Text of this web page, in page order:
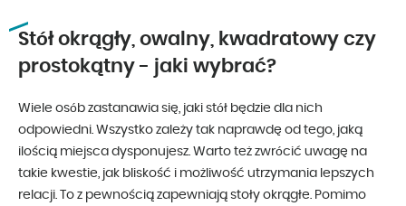
Stół okrągły, owalny, kwadratowy czy
prostokątny - jaki wybrać?
Wiele osób zastanawia się, jaki stół będzie dla nich
odpowiedni. Wszystko zależy tak naprawdę od tego, jaką
ilością miejsca dysponujesz. Warto też zwrócić uwagę na
takie kwestie, jak bliskość i możliwość utrzymania lepszych
relacji. To z pewnością zapewniają stoły okrągłe. Pomimo